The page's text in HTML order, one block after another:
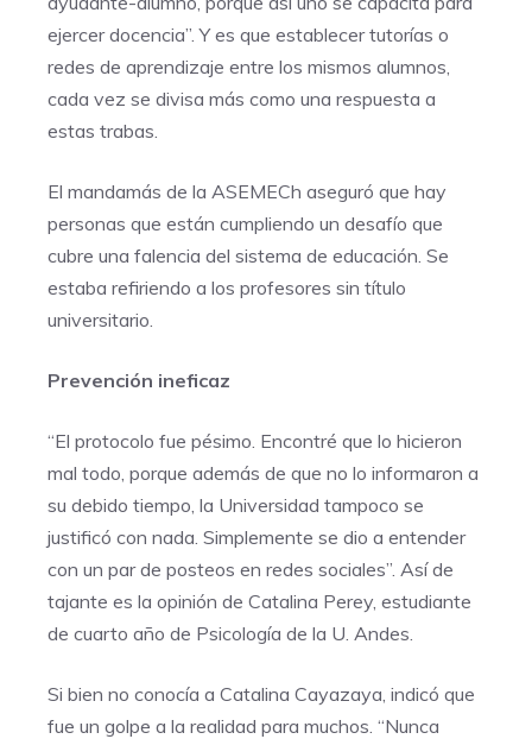
ejercer docencia”. Y es que establecer tutorías o
redes de aprendizaje entre los mismos alumnos,
cada vez se divisa más como una respuesta a
estas trabas.
El mandamás de la ASEMECh aseguró que hay
personas que están cumpliendo un desafío que
cubre una falencia del sistema de educación. Se
estaba refiriendo a los profesores sin título
universitario.
Prevención ineficaz
“El protocolo fue pésimo. Encontré que lo hicieron
mal todo, porque además de que no lo informaron a
su debido tiempo, la Universidad tampoco se
justificó con nada. Simplemente se dio a entender
con un par de posteos en redes sociales”. Así de
tajante es la opinión de Catalina Perey, estudiante
de cuarto año de Psicología de la U. Andes.
Si bien no conocía a Catalina Cayazaya, indicó que
fue un golpe a la realidad para muchos. “Nunca